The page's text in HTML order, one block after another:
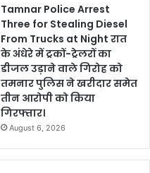
Tamnar Police Arrest
Three for Stealing Diesel
From Trucks at Night रात
के अंधेरे में ट्रकों-ट्रेलरों का
डीजल उड़ाने वाले गिरोह को
तमनार पुलिस ने खरीदार समेत
तीन आरोपी को किया
गिरफ्तार।
August 6, 2026